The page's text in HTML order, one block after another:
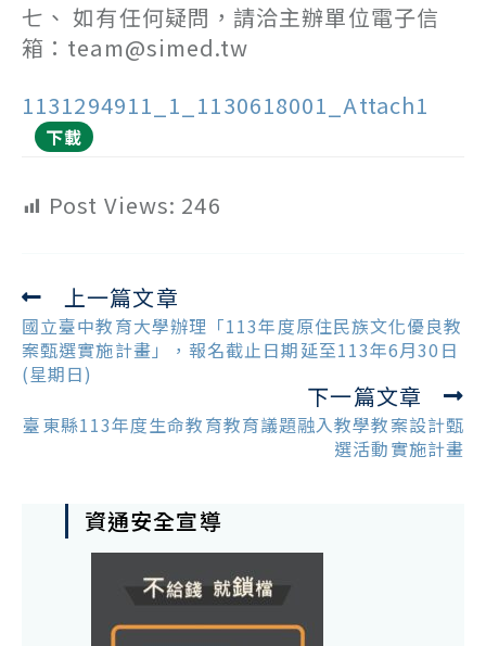
七、 如有任何疑問，請洽主辦單位電子信
箱：team@simed.tw
1131294911_1_1130618001_Attach1
下載
Post Views: 246
Read
more
articles
上一篇文章
國立臺中教育大學辦理「113年度原住民族文化優良教
案甄選實施計畫」，報名截止日期延至113年6月30日
(星期日)
下一篇文章
臺東縣113年度生命教育教育議題融入教學教案設計甄
選活動實施計畫
資通安全宣導